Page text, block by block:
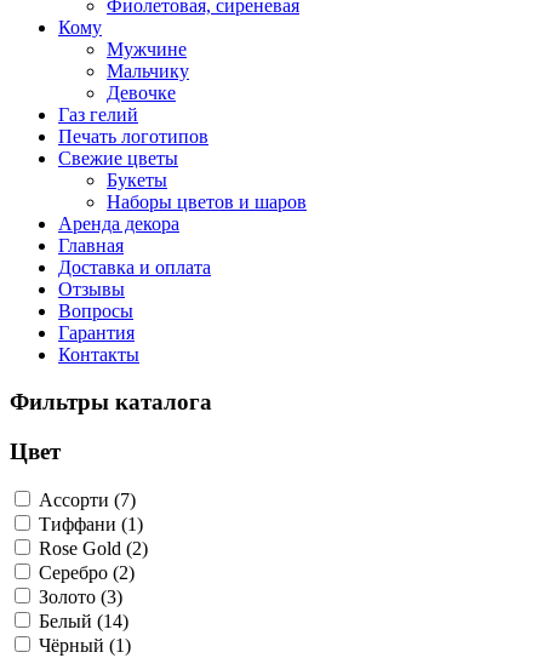
Фиолетовая, сиреневая
Кому
Мужчине
Мальчику
Девочке
Газ гелий
Печать логотипов
Свежие цветы
Букеты
Наборы цветов и шаров
Аренда декора
Главная
Доставка и оплата
Отзывы
Вопросы
Гарантия
Контакты
Фильтры каталога
Цвет
Ассорти (7)
Тиффани (1)
Rose Gold (2)
Серебро (2)
Золото (3)
Белый (14)
Чёрный (1)